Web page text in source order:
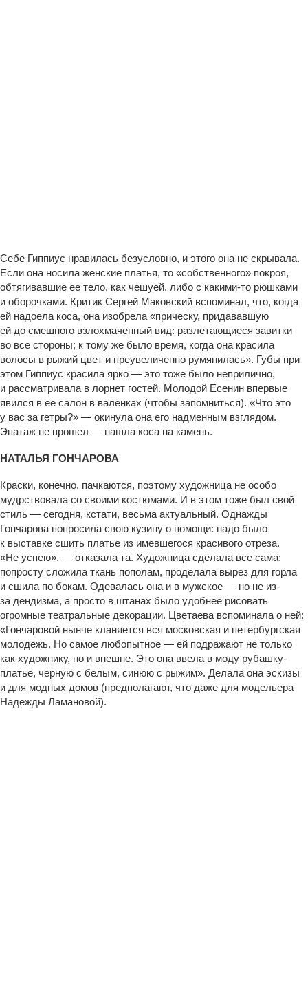
Себе Гиппиус нравилась безусловно, и этого она не скрывала.
Если она носила женские платья, то «собственного» покроя,
обтягивавшие ее тело, как чешуей, либо с какими-то рюшками
и оборочками. Критик Сергей Маковский вспоминал, что, когда
ей надоела коса, она изобрела «прическу, придававшую
ей до смешного взлохмаченный вид: разлетающиеся завитки
во все стороны; к тому же было время, когда она красила
волосы в рыжий цвет и преувеличенно румянилась». Губы при
этом Гиппиус красила ярко — это тоже было неприлично,
и рассматривала в лорнет гостей. Молодой Есенин впервые
явился в ее салон в валенках (чтобы запомниться). «Что это
у вас за гетры?» — окинула она его надменным взглядом.
Эпатаж не прошел — нашла коса на камень.
НАТАЛЬЯ ГОНЧАРОВА
Краски, конечно, пачкаются, поэтому художница не особо
мудрствовала со своими костюмами. И в этом тоже был свой
стиль — сегодня, кстати, весьма актуальный. Однажды
Гончарова попросила свою кузину о помощи: надо было
к выставке сшить платье из имевшегося красивого отреза.
«Не успею», — отказала та. Художница сделала все сама:
попросту сложила ткань пополам, проделала вырез для горла
и сшила по бокам. Одевалась она и в мужское — но не из-
за дендизма, а просто в штанах было удобнее рисовать
огромные театральные декорации. Цветаева вспоминала о ней:
«Гончаровой нынче кланяется вся московская и петербургская
молодежь. Но самое любопытное — ей подражают не только
как художнику, но и внешне. Это она ввела в моду рубашку-
платье, черную с белым, синюю с рыжим». Делала она эскизы
и для модных домов (предполагают, что даже для модельера
Надежды Ламановой).